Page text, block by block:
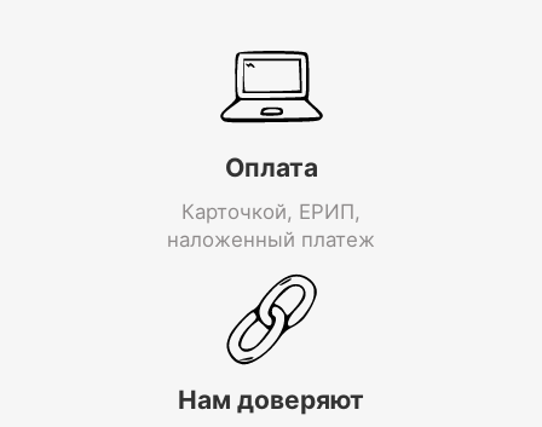
Оплата
Карточкой, ЕРИП,
наложенный платеж
Нам доверяют